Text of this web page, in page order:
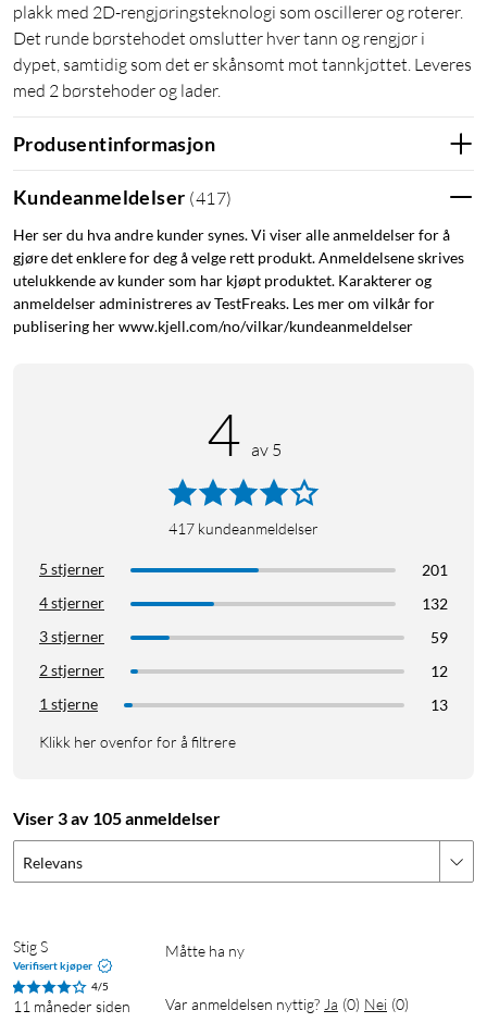
plakk med 2D-rengjøringsteknologi som oscillerer og roterer.
Det runde børstehodet omslutter hver tann og rengjør i
dypet, samtidig som det er skånsomt mot tannkjøttet. Leveres
med 2 børstehoder og lader.
Produsentinformasjon
Kundeanmeldelser (417)
Her ser du hva andre kunder synes. Vi viser alle anmeldelser for å
gjøre det enklere for deg å velge rett produkt. Anmeldelsene skrives
utelukkende av kunder som har kjøpt produktet. Karakterer og
anmeldelser administreres av TestFreaks. Les mer om vilkår for
publisering her www.kjell.com/no/vilkar/kundeanmeldelser
4 av 5
417 kundeanmeldelser
5 stjerner
201
4 stjerner
132
3 stjerner
59
2 stjerner
12
1 stjerne
13
Klikk her ovenfor for å filtrere
Viser 3 av 105 anmeldelser
Relevans
Stig S
Verifisert kjøper
4/5
11 måneder siden
Måtte ha ny
Var anmeldelsen nyttig? Ja (0) Nei (0)